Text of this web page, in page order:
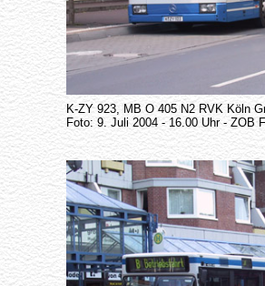
K-ZY 923, MB O 405 N2 RVK Köln
Foto: 9. Juli 2004 - 16.00 Uhr - ZOB